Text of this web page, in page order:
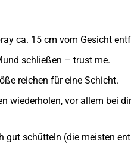
ca. 15 cm vom Gesicht
schließen – trust me.
reichen für eine Schicht.
wiederholen, vor allem bei
gut schütteln (die meisten